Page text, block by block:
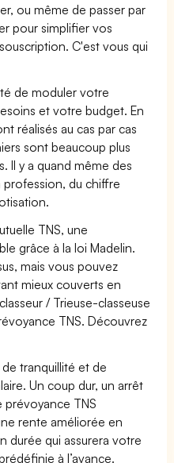
ou même de passer par
pour simplifier vos
C'est vous qui
de moduler votre
et votre budget. En
réalisés au cas par cas
sont beaucoup plus
Il y a quand même des
du chiffre
TNS, une
grâce à la loi Madelin.
mais vous pouvez
mieux couverts en
/ Trieuse-classeuse
TNS. Découvrez
tranquillité et de
Un coup dur, un arrêt
TNS
rente améliorée en
durée qui assurera votre
à l’avance.